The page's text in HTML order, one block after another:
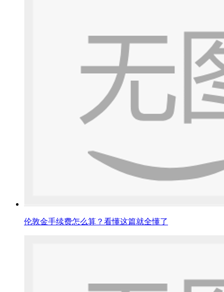
伦敦金手续费怎么算？看懂这篇就全懂了